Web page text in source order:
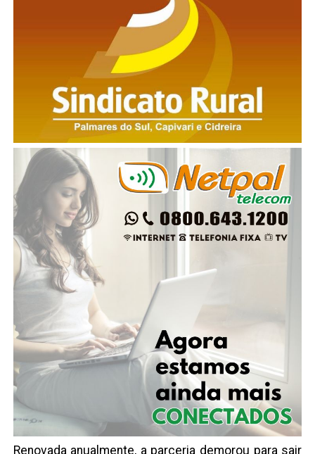
Renovada anualmente, a parceria demorou para sair